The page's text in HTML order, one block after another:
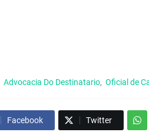
Advocacia Do Destinatario Oficial de
Facebook Twitter